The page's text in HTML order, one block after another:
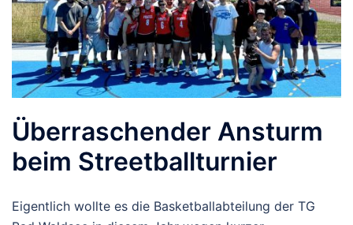
Überraschender Ansturm
beim Streetballturnier
Eigentlich wollte es die Basketballabteilung der TG